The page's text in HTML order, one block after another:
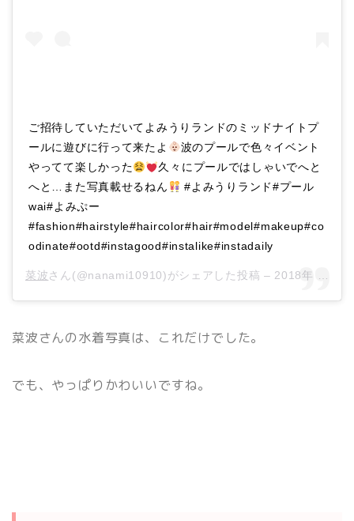
ご招待していただいてよみうりランドのミッドナイトプ
ールに遊びに行って来たよ
波のプールで色々イベント
やってて楽しかった
久々にプールではしゃいでへと
へと…また写真載せるねん
#よみうりランド#プール
wai#よみぷー
#fashion#hairstyle#haircolor#hair#model#makeup#co
odinate#ootd#instagood#instalike#instadaily
菜波さん(@nanami10910)がシェアした投稿 – 2018年 8月月14日午前7時04分PDT
菜波さんの水着写真は、これだけでした。
でも、やっぱりかわいいですね。